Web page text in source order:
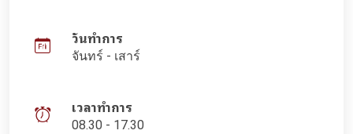
วันทำการ
จันทร์ - เสาร์
เวลาทำการ
08.30 - 17.30